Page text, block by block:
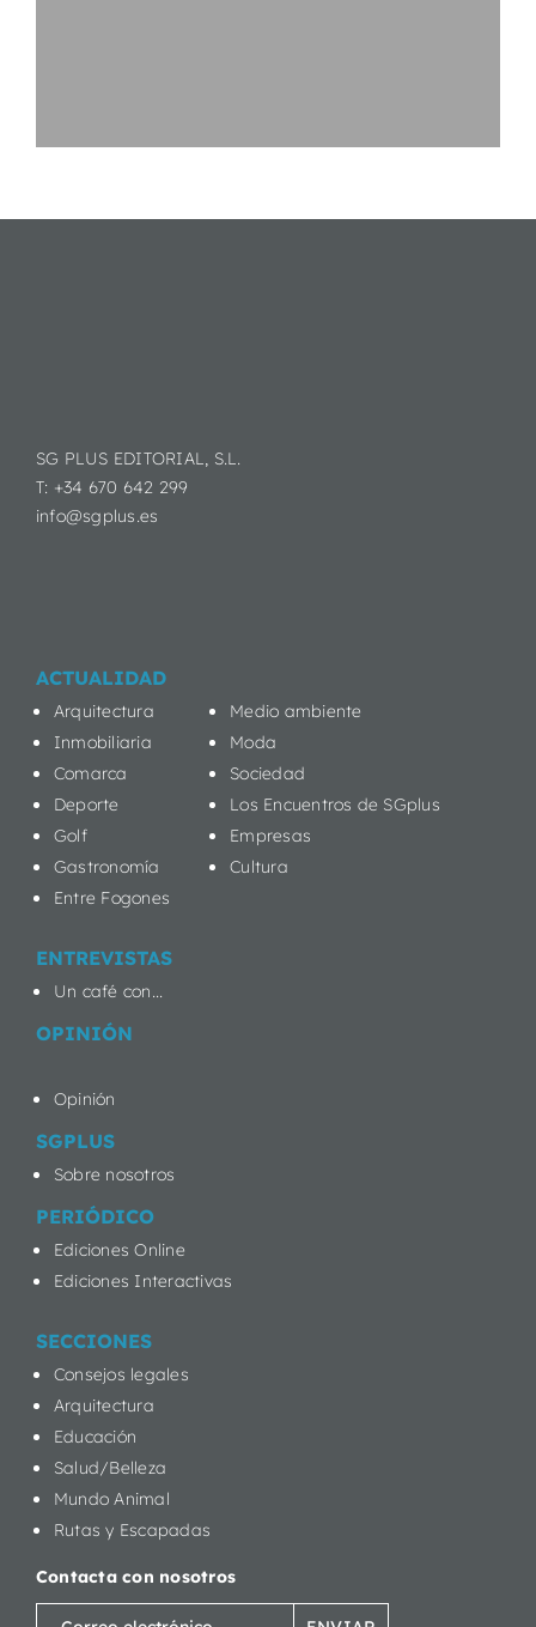
SG PLUS EDITORIAL, S.L.
T: +34 670 642 299
info@sgplus.es
ACTUALIDAD
Arquitectura
Inmobiliaria
Comarca
Deporte
Golf
Gastronomía
Entre Fogones
Medio ambiente
Moda
Sociedad
Los Encuentros de SGplus
Empresas
Cultura
ENTREVISTAS
Un café con...
OPINIÓN
Opinión
SGPLUS
Sobre nosotros
PERIÓDICO
Ediciones Online
Ediciones Interactivas
SECCIONES
Consejos legales
Arquitectura
Educación
Salud/Belleza
Mundo Animal
Rutas y Escapadas
Contacta con nosotros
Correo